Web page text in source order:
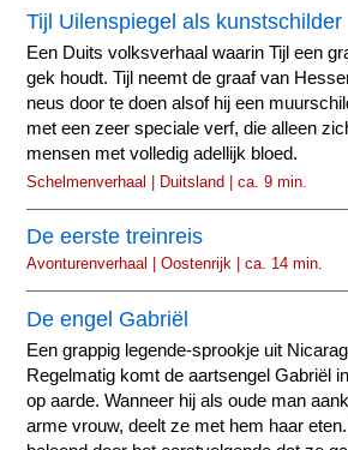
Tijl Uilenspiegel als kunstschilder
Een Duits volksverhaal waarin Tijl een
gek houdt. Tijl neemt de graaf van
neus door te doen alsof hij een
met een zeer speciale verf, die alleen
mensen met volledig adellijk bloed.
Schelmenverhaal | Duitsland | ca. 9 min.
De eerste treinreis
Avonturenverhaal | Oostenrijk | ca. 14 min.
De engel Gabriël
Een grappig legende-sprookje uit
Regelmatig komt de aartsengel Gabriël
op aarde. Wanneer hij als oude man
arme vrouw, deelt ze met hem haar